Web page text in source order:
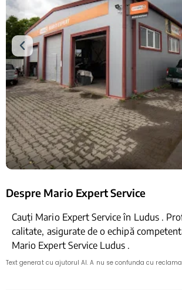
Despre Mario Expert Service
Cauți Mario Expert Service în Ludus .
calitate, asigurate de o echipă
Mario Expert Service Ludus .
Text generat cu ajutorul AI. A nu se confunda cu